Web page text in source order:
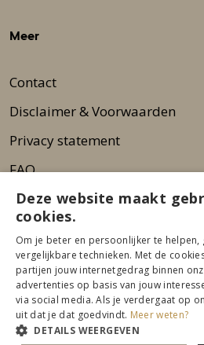
Meer
Contact
Disclaimer & Voorwaarden
Privacy statement
FAQ
Wie zijn wij?
Nieuwsbrief
Pers
Deze website maakt
cookies.
Om je beter en persoonlijker te helpen,
vergelijkbare technieken. Met de
partijen jouw internetgedrag binnen
advertenties op basis van jouw
via social media. Als je verdergaat op
uit dat je dat goedvindt. Meer weten?
DETAILS WEERGEVEN